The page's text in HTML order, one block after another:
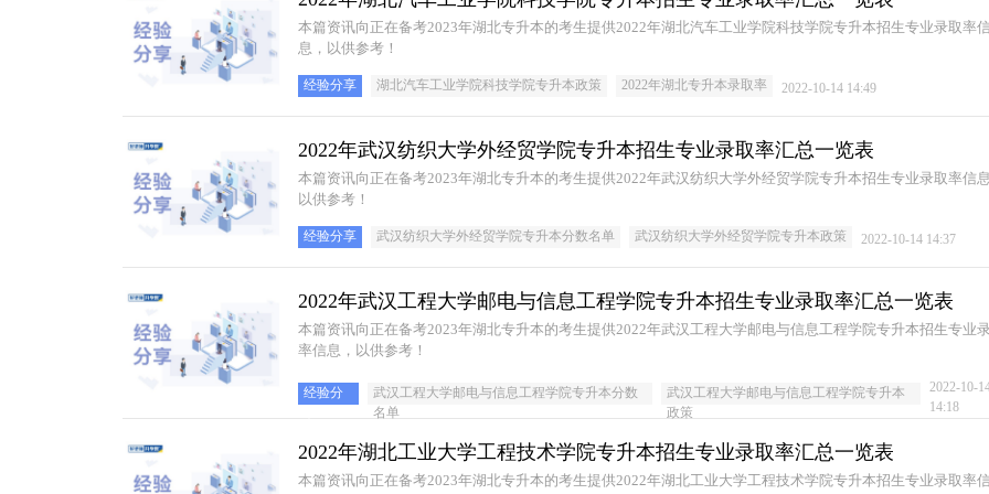
本篇资讯向正在备考2023年湖北专升本的考生提供2022年湖北汽车工业学院科技学院专升本招生专业录取率
息，以供参考！
经验分享 湖北汽车工业学院科技学院专升本政策 2022年湖北专升本录取率 2022-10-14 14:49
2022年武汉纺织大学外经贸学院专升本招生专业录取率汇总一览表
本篇资讯向正在备考2023年湖北专升本的考生提供2022年武汉纺织大学外经贸学院专升本招生专业录取率信息
以供参考！
经验分享 武汉纺织大学外经贸学院专升本分数名单 武汉纺织大学外经贸学院专升本政策 2022-10-14 14:37
2022年武汉工程大学邮电与信息工程学院专升本招生专业录取率汇总一览表
本篇资讯向正在备考2023年湖北专升本的考生提供2022年武汉工程大学邮电与信息工程学院专升本招生专业
率信息，以供参考！
经验分
武汉工程大学邮电与信息工程学院专升本分数
名单
武汉工程大学邮电与信息工程学院专升本
政策
2022-10-
14:18
2022年湖北工业大学工程技术学院专升本招生专业录取率汇总一览表
本篇资讯向正在备考2023年湖北专升本的考生提供2022年湖北工业大学工程技术学院专升本招生专业录取率